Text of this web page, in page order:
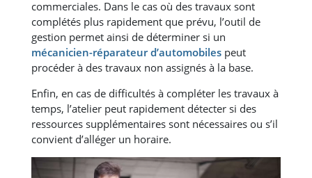
commerciales. Dans le cas où des travaux sont
complétés plus rapidement que prévu, l’outil de
gestion permet ainsi de déterminer si un
mécanicien-réparateur d’automobiles peut
procéder à des travaux non assignés à la base.
Enfin, en cas de difficultés à compléter les travaux à
temps, l’atelier peut rapidement détecter si des
ressources supplémentaires sont nécessaires ou s’il
convient d’alléger un horaire.